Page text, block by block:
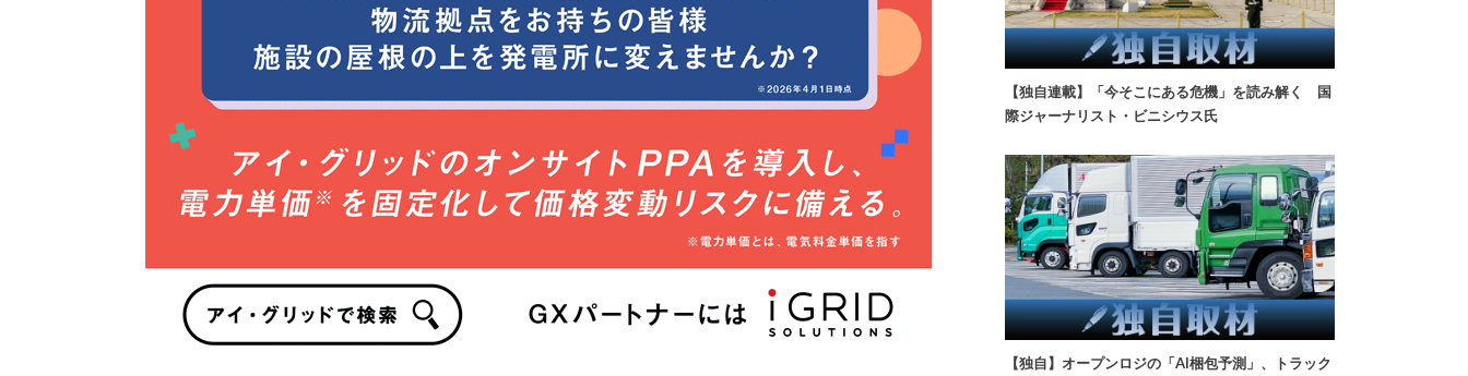
【独自連載】「今そこにある危機」を読み解く 国
際ジャーナリスト・ビニシウス氏
【独自】オープンロジの「AI梱包予測」、トラック